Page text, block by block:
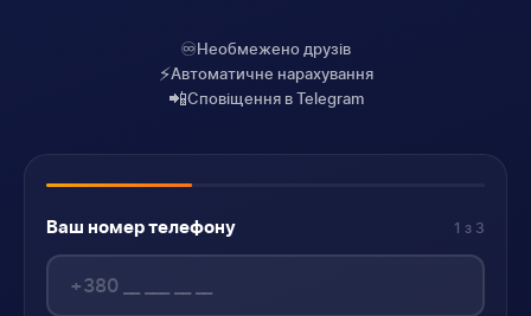
♾️Необмежено друзів
⚡Автоматичне нарахування
📲Сповіщення в Telegram
Ваш номер телефону 1 з 3